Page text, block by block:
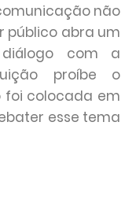
não
público abra um
com a
proíbe o
foi colocada em
esse tema